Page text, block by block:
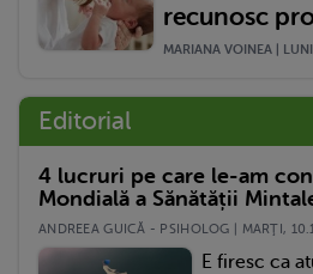
recunosc
MARIANA VOINEA |
Editorial
4 lucruri pe care le-am
Mondială a Sănătății
ANDREEA GUICĂ - PSIHOLOG | MARŢI,
E firesc ca